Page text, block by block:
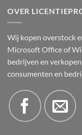
OVER
Wij kopen overstock
Microsoft Office of
bedrijven en
consumenten en